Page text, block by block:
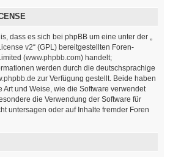
dass es sich bei phpBB um eine unter der „
v2“ (GPL) bereitgestellten Foren-
(www.phpbb.com) handelt;
werden durch die deutschsprachige
zur Verfügung gestellt. Beide haben
Art und Weise, wie die Software verwendet
die Verwendung der Software für
untersagen oder auf Inhalte fremder Foren